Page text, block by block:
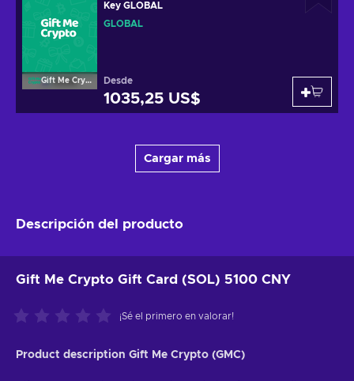
Gift Me Crypto
Key GLOBAL
GLOBAL
Desde
1035,25 US$
Cargar más
Descripción del producto
Gift Me Crypto Gift Card (SOL) 5100 CNY
¡Sé el primero en valorar!
Product description Gift Me Crypto (GMC)